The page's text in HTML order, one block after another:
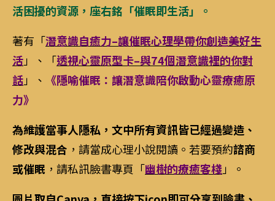
活困擾的資源，座右銘「催眠即生活」。
著有「潛意識自癒力–讓催眠心理學帶你創造美好生
活」、「透視心靈原型卡–與74個潛意識裡的你對
話」、 《隱喻催眠：讓潛意識陪你啟動心靈療癒原
力》
為維護當事人隱私，文中所有資訊皆已經過變造、
修改與混合 ，請當成心理小說閱讀。若要預約諮商
或催眠 ，請私訊臉書專頁「幽樹的療癒客棧」。